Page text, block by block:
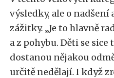
výsledky, ale o
zážitky. „Je to hlavně
a z pohybu. Děti se sice
dostanou nějakou
určitě nedělají. I když